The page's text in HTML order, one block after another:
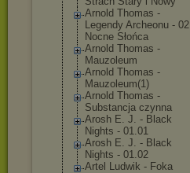
Arnold Thomas -
Legendy Archeonu - 02
Nocne Słońca
Arnold Thomas -
Mauzoleum
Arnold Thomas -
Mauzoleum(1)
Arnold Thomas -
Substancja czynna
Arosh E. J. - Black
Nights - 01.01
Arosh E. J. - Black
Nights - 01.02
Artel Ludwik - Foka